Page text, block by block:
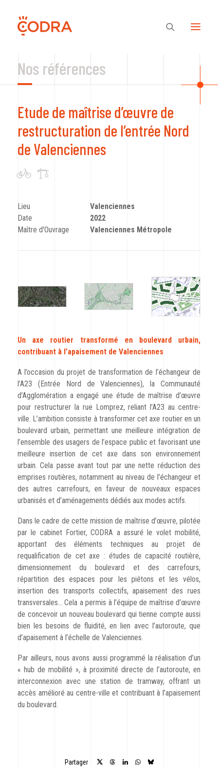
Des valeurs, une équipe
Nos savoir-faire
Notre regard
CODRA recrute
Contact
Nos références
Etude de maîtrise d’œuvre de
restructuration de l’entrée Nord
de Valenciennes
Lieu
Valenciennes
Date
2022
Maître d'Ouvrage
Valenciennes Métropole
Un axe routier transformé en boulevard urbain,
contribuant à l’apaisement de Valenciennes
A l’occasion du projet de transformation de l’échangeur de
l’A23 (Entrée Nord de Valenciennes), la Communauté
d’Agglomération a engagé une étude de maîtrise d’œuvre
pour restructurer la rue Lomprez, reliant l’A23 au centre-
ville. L’ambition consiste à transformer cet axe routier en un
boulevard urbain, permettant une meilleure intégration de
l’ensemble des usagers de l’espace public et favorisant une
meilleure insertion de cet axe dans son environnement
urbain. Cela passe avant tout par une nette réduction des
emprises routières, notamment au niveau de l’échangeur et
des autres carrefours, en faveur de nouveaux espaces
urbanisés et d’aménagements dédiés aux modes actifs.
Dans le cadre de cette mission de maîtrise d’œuvre, pilotée
par le cabinet Fortier, CODRA a assuré le volet mobilité,
apportant des éléments techniques au projet de
requalification de cet axe : études de capacité routière,
dimensionnement du boulevard et des carrefours,
répartition des espaces pour les piétons et les vélos,
insertion des transports collectifs, apaisement des rues
transversales… Cela a permis à l’équipe de maîtrise d’œuvre
de concevoir un nouveau boulevard qui tienne compte aussi
bien les besoins de fluidité, en lien avec l’autoroute, que
d’apaisement à l’échelle de Valenciennes.
Par ailleurs, nous avons aussi programmé la réalisation d’un
« hub de mobilité », à proximité directe de l’autoroute, en
interconnexion avec une station de tramway, offrant un
accès amélioré au centre-ville et contribuant à l’apaisement
du boulevard.
Partager